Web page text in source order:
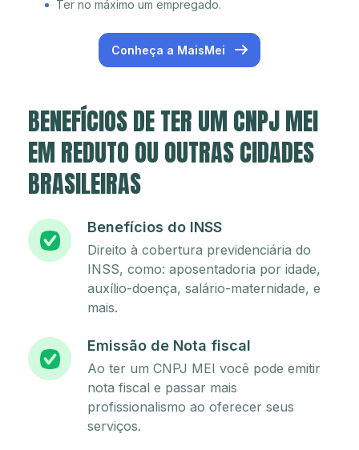
Ter no máximo um empregado.
Conheça a MaisMei
BENEFÍCIOS DE TER UM CNPJ MEI
EM REDUTO OU OUTRAS CIDADES
BRASILEIRAS
Benefícios do INSS
Direito à cobertura previdenciária do
INSS, como: aposentadoria por idade,
auxílio-doença, salário-maternidade, e
mais.
Emissão de Nota fiscal
Ao ter um CNPJ MEI você pode emitir
nota fiscal e passar mais
profissionalismo ao oferecer seus
serviços.